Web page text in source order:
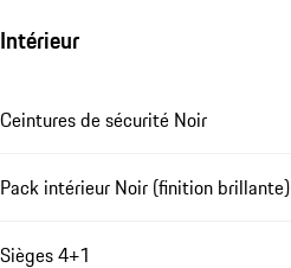
Intérieur
Ceintures de sécurité Noir
Pack intérieur Noir (finition brillante)
Sièges 4+1